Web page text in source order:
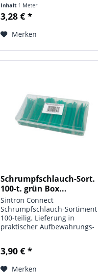
Lieferung einzeln verpackt in
PE-Beutel. Technische Daten:
Maße: Ø 15 mm, Länge 1 m;...
Inhalt 1 Meter
3,28 € *
Merken
Schrumpfschlauch-Sort.
100-t. grün Box...
Sintron Connect
Schrumpfschlauch-Sortiment
100-teilig. Lieferung in
praktischer Aufbewahrungs-
Maße: (L x T x H) 205 x 110 x 30
mm; Farbe: grün;...
3,90 € *
Merken